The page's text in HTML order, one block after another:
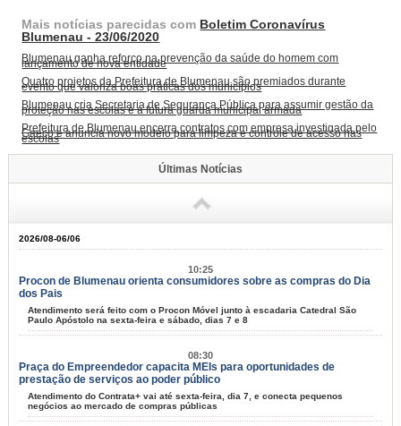
Mais notícias parecidas com Boletim Coronavírus
Blumenau - 23/06/2020
Blumenau ganha reforço na prevenção da saúde do homem com
lançamento de nova entidade
Quatro projetos da Prefeitura de Blumenau são premiados durante
evento que valoriza boas práticas dos municípios
Blumenau cria Secretaria de Segurança Pública para assumir gestão da
proteção nas escolas e a futura guarda municipal armada
Prefeitura de Blumenau encerra contratos com empresa investigada pelo
Gaeco e anuncia novo modelo para limpeza e controle de acesso nas
escolas
Últimas Notícias
2026/08-06/06
10:25
Procon de Blumenau orienta consumidores sobre as compras do Dia
dos Pais
Atendimento será feito com o Procon Móvel junto à escadaria Catedral São
Paulo Apóstolo na sexta-feira e sábado, dias 7 e 8
08:30
Praça do Empreendedor capacita MEIs para oportunidades de
prestação de serviços ao poder público
Atendimento do Contrata+ vai até sexta-feira, dia 7, e conecta pequenos
negócios ao mercado de compras públicas